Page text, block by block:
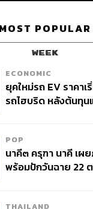
MOST POPULAR
WEEK
ECONOMIC
ยุคใหม่รถ EV ราคาเ
รถไฮบริด หลังต้นทุ
POP
นาคี๓ ครุฑา นาคี เผ
พร้อมปักวันฉาย 22
THAILAND